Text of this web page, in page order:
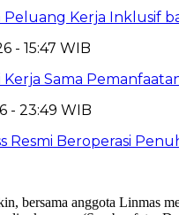
Kerja Inklusif
- 15:47 WIB
Sama
- 23:49 WIB
Resmi Beroperasi